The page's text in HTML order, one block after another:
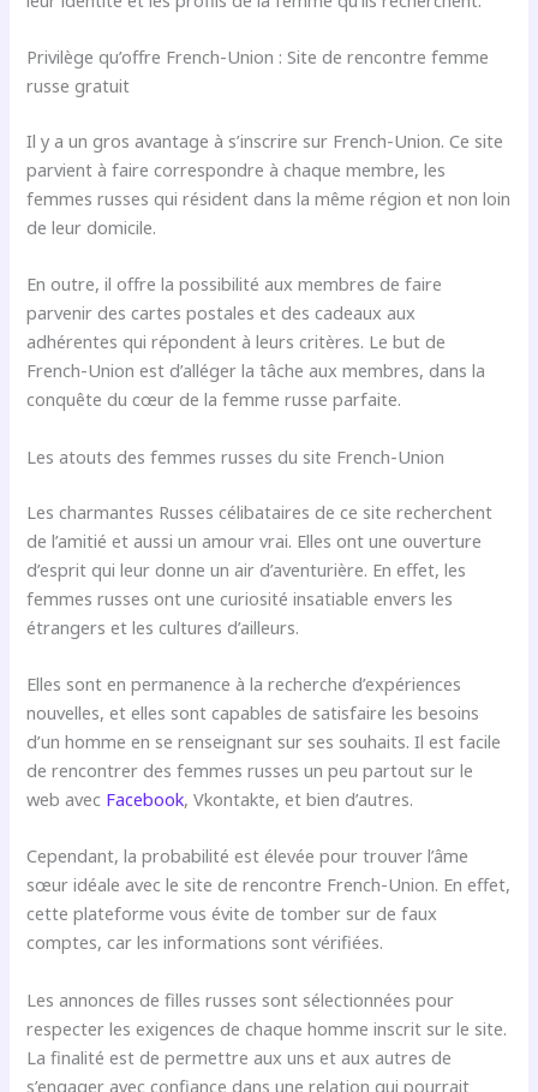
Privilège qu’offre French-Union : Site de rencontre femme
russe gratuit
Il y a un gros avantage à s’inscrire sur French-Union. Ce site
parvient à faire correspondre à chaque membre, les
femmes russes qui résident dans la même région et non loin
de leur domicile.
En outre, il offre la possibilité aux membres de faire
parvenir des cartes postales et des cadeaux aux
adhérentes qui répondent à leurs critères. Le but de
French-Union est d’alléger la tâche aux membres, dans la
conquête du cœur de la femme russe parfaite.
Les atouts des femmes russes du site French-Union
Les charmantes Russes célibataires de ce site recherchent
de l’amitié et aussi un amour vrai. Elles ont une ouverture
d’esprit qui leur donne un air d’aventurière. En effet, les
femmes russes ont une curiosité insatiable envers les
étrangers et les cultures d’ailleurs.
Elles sont en permanence à la recherche d’expériences
nouvelles, et elles sont capables de satisfaire les besoins
d’un homme en se renseignant sur ses souhaits. Il est facile
de rencontrer des femmes russes un peu partout sur le
web avec Facebook, Vkontakte, et bien d’autres.
Cependant, la probabilité est élevée pour trouver l’âme
sœur idéale avec le site de rencontre French-Union. En effet,
cette plateforme vous évite de tomber sur de faux
comptes, car les informations sont vérifiées.
Les annonces de filles russes sont sélectionnées pour
respecter les exigences de chaque homme inscrit sur le site.
La finalité est de permettre aux uns et aux autres de
s’engager avec confiance dans une relation qui pourrait